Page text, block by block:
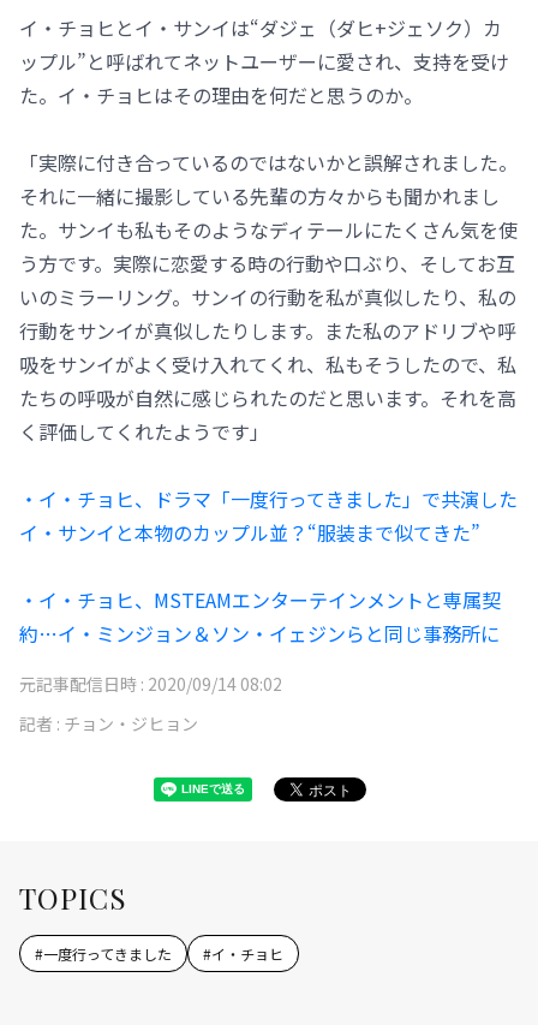
イ・チョヒとイ・サンイは“ダジェ（ダヒ+ジェソク）カ
ップル”と呼ばれてネットユーザーに愛され、支持を受け
た。イ・チョヒはその理由を何だと思うのか。
「実際に付き合っているのではないかと誤解されました。
それに一緒に撮影している先輩の方々からも聞かれまし
た。サンイも私もそのようなディテールにたくさん気を使
う方です。実際に恋愛する時の行動や口ぶり、そしてお互
いのミラーリング。サンイの行動を私が真似したり、私の
行動をサンイが真似したりします。また私のアドリブや呼
吸をサンイがよく受け入れてくれ、私もそうしたので、私
たちの呼吸が自然に感じられたのだと思います。それを高
く評価してくれたようです」
・イ・チョヒ、ドラマ「一度行ってきました」で共演した
イ・サンイと本物のカップル並？“服装まで似てきた”
・イ・チョヒ、MSTEAMエンターテインメントと専属契
約…イ・ミンジョン＆ソン・イェジンらと同じ事務所に
元記事配信日時 : 2020/09/14 08:02
記者 : チョン・ジヒョン
TOPICS
#一度行ってきました #イ・チョヒ